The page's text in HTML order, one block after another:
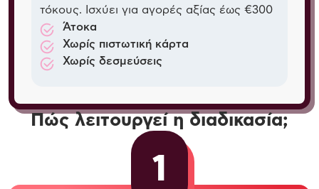
τόκους. Ισχύει για αγορές αξίας έως €300
Άτοκα
Χωρίς πιστωτική κάρτα
Χωρίς δεσμεύσεις
Πώς λειτουργεί η διαδικασία;
1